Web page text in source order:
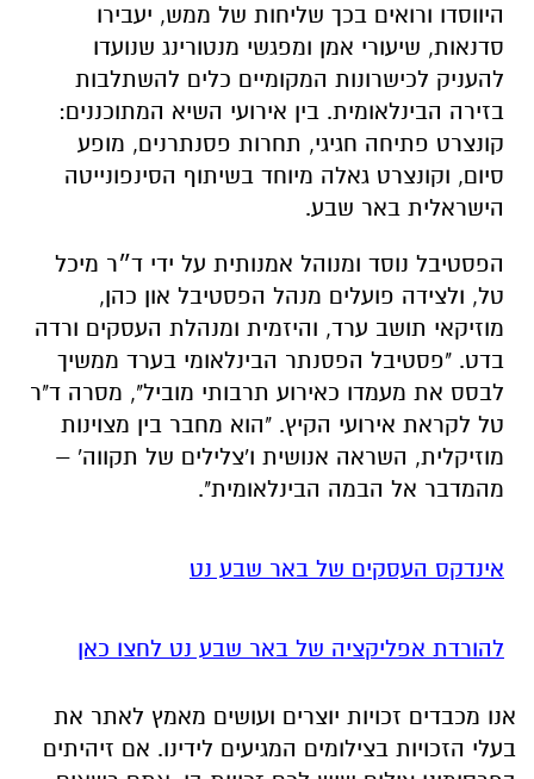
היווסדו ורואים בכך שליחות של ממש, יעבירו
סדנאות, שיעורי אמן ומפגשי מנטורינג שנועדו
להעניק לכישרונות המקומיים כלים להשתלבות
בזירה הבינלאומית. בין אירועי השיא המתוכננים:
קונצרט פתיחה חגיגי, תחרות פסנתרנים, מופע
סיום, וקונצרט גאלה מיוחד בשיתוף הסינפונייטה
הישראלית באר שבע.
הפסטיבל נוסד ומנוהל אמנותית על ידי ד״ר מיכל
טל, ולצידה פועלים מנהל הפסטיבל און כהן,
מוזיקאי תושב ערד, והיזמית ומנהלת העסקים ורדה
בדט. "פסטיבל הפסנתר הבינלאומי בערד ממשיך
לבסס את מעמדו כאירוע תרבותי מוביל", מסרה ד"ר
טל לקראת אירועי הקיץ. "הוא מחבר בין מצוינות
מוזיקלית, השראה אנושית ו'צלילים של תקווה' –
מהמדבר אל הבמה הבינלאומית".
אינדקס העסקים של באר שבע נט
להורדת אפליקציה של באר שבע נט לחצו כאן
אנו מכבדים זכויות יוצרים ועושים מאמץ לאתר את
בעלי הזכויות בצילומים המגיעים לידינו. אם זיהיתים